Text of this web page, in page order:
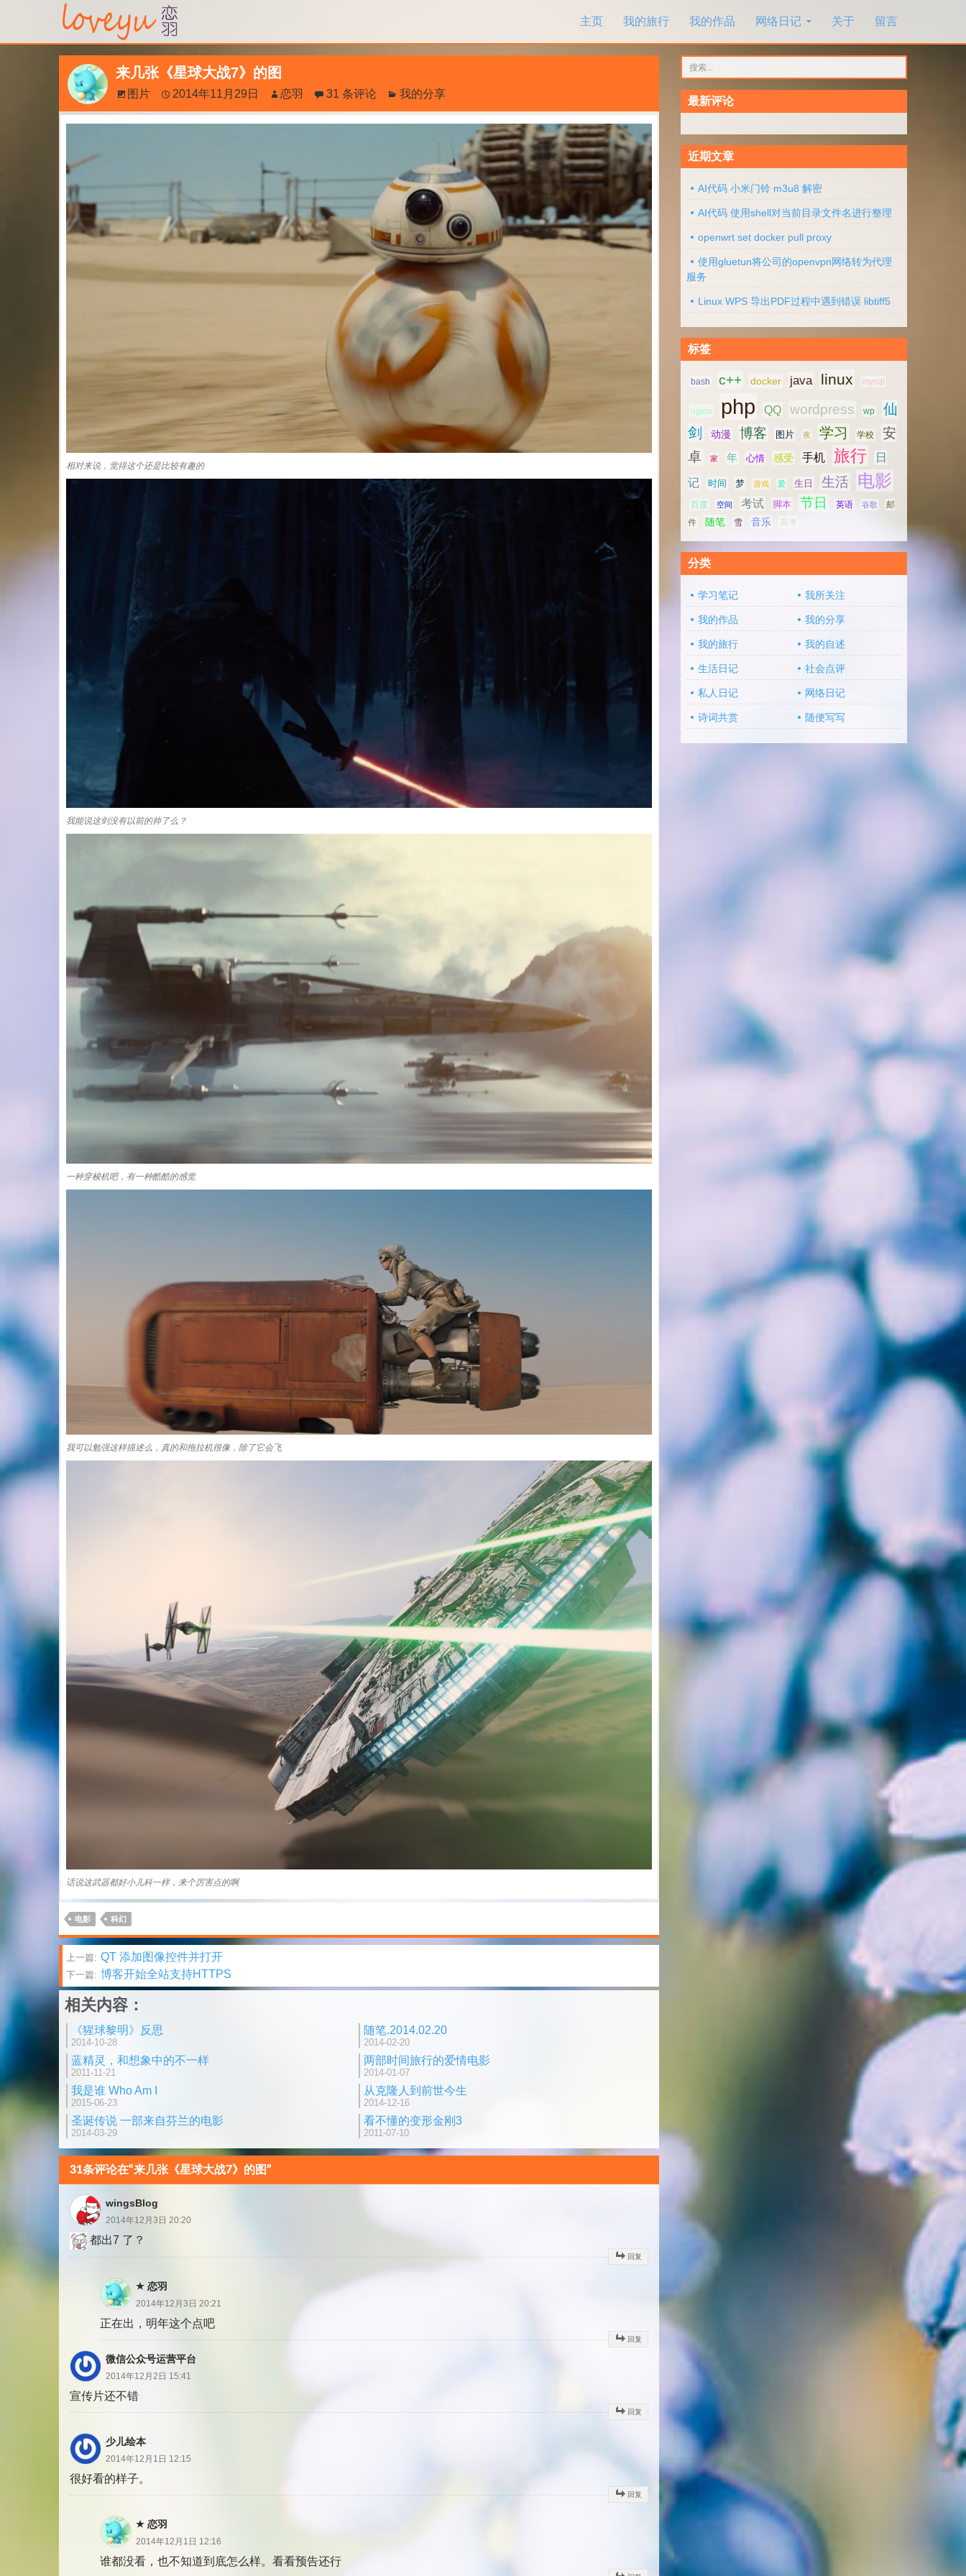
主页
我的旅行 我的作品 网络日记 关于 留言
来几张《星球大战7》的图
图片 2014年11月29日 恋羽 31 条评论 我的分享
相对来说，觉得这个还是比较有趣的
我能说这剑没有以前的帅了么？
一种穿梭机吧，有一种酷酷的感觉
我可以勉强这样描述么，真的和拖拉机很像，除了它会飞
话说这武器都好小儿科一样，来个厉害点的啊
电影 科幻
文
章
分
页
上一篇: QT 添加图像控件并打开
下一篇: 博客开始全站支持HTTPS
相关内容：
《猩球黎明》反思
2014-10-28
随笔.2014.02.20
2014-02-20
蓝精灵，和想象中的不一样
2011-11-21
两部时间旅行的爱情电影
2014-01-07
我是谁 Who Am I
2015-06-23
从克隆人到前世今生
2014-12-16
圣诞传说 一部来自芬兰的电影
2014-03-29
看不懂的变形金刚3
2011-07-10
31条评论在“来几张《星球大战7》的图”
wingsBlog
2014年12月3日 20:20
都出7 了？
回复
恋羽
2014年12月3日 20:21
正在出，明年这个点吧
回复
微信公众号运营平台
2014年12月2日 15:41
宣传片还不错
回复
少儿绘本
2014年12月1日 12:15
很好看的样子。
回复
恋羽
2014年12月1日 12:16
谁都没看，也不知道到底怎么样。看看预告还行
索：
最新评论
近期文章
AI代码 小米门铃 m3u8 解密
AI代码 使用shell对当前目录文件名进行整理
openwrt set docker pull proxy
使用gluetun将公司的openvpn网络转为代理
服务
Linux WPS 导出PDF过程中遇到错误 libtiff5
标签
bash c++ docker java linux mysql
nginx php QQ wordpress wp
仙
剑
动漫 博客 图片 夜 学习 学校
安
卓
家 年 心情 感受 手机 旅行 日
记 时间 梦 游戏 爱 生日 生活 电影
百度 空间 考试 脚本 节日 英语 谷歌 邮
件 随笔 雪 音乐 高考
分类
学习笔记 我所关注
我的作品 我的分享
我的旅行 我的自述
生活日记 社会点评
私人日记 网络日记
诗词共赏 随便写写